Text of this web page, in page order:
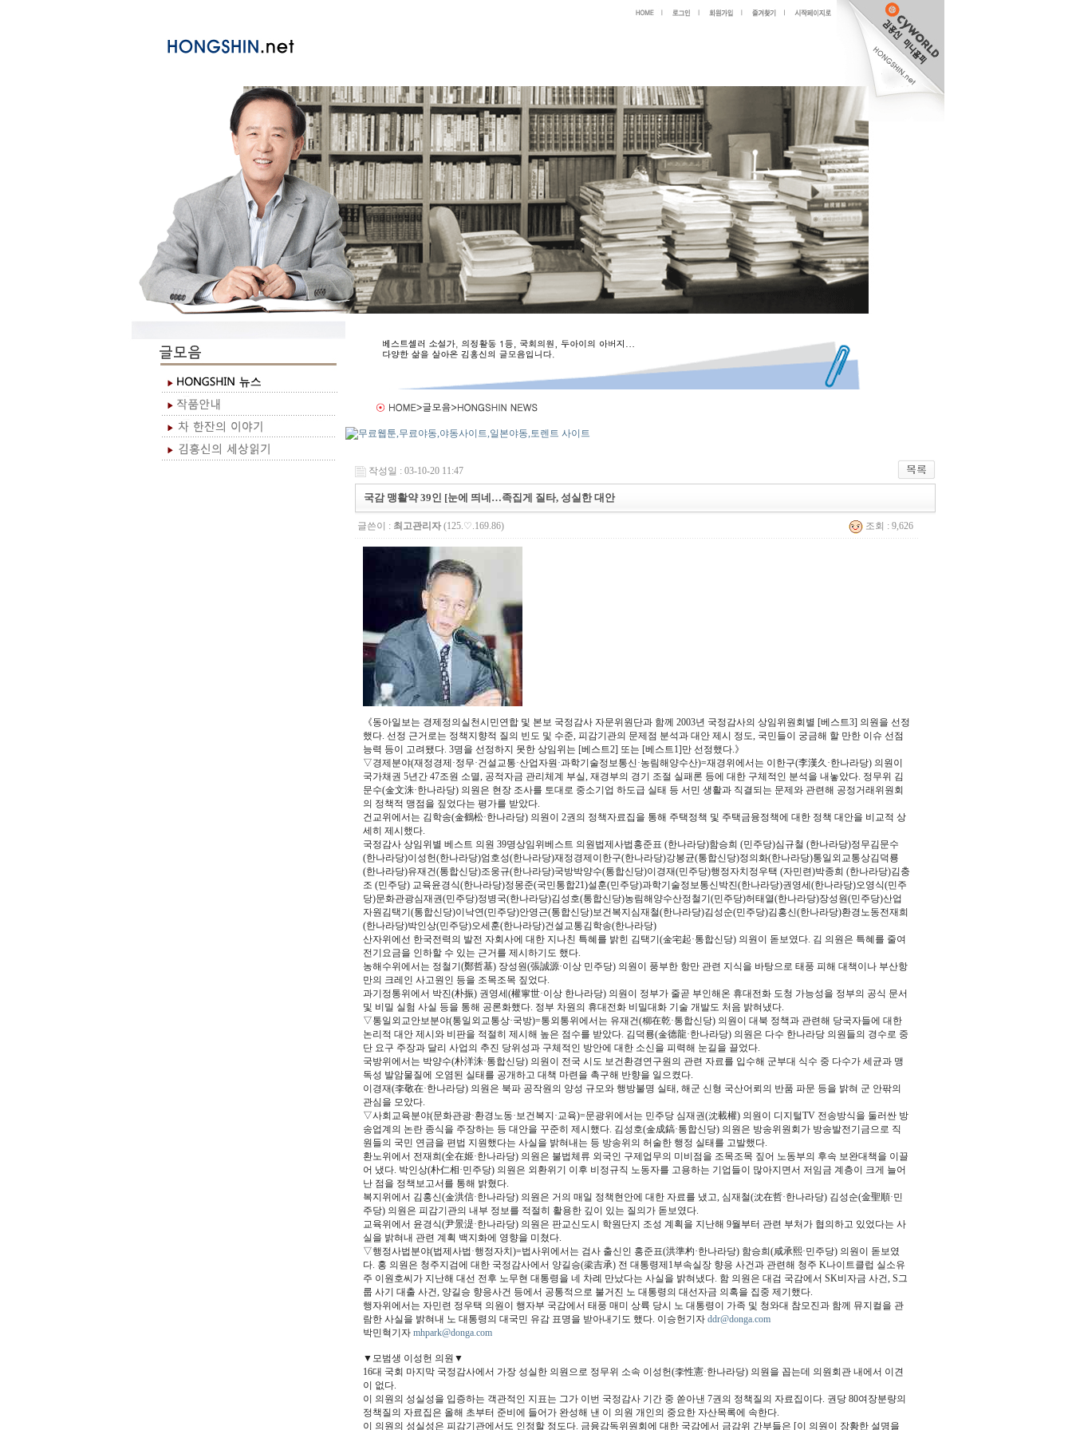
작성일 : 03-10-20 11:47
국감 맹활약 39인 [눈에 띄네…족집게 질타, 성실한 대안
글쓴이 : 최고관리자(125.♡.169.86) 조회 : 9,626
《동아일보는 경제정의실천시민연합 및 본보 국정감사 자문위원단과 함께 2003년 국정감사의 상임위원회별 [베스트3] 의원을 선정
했다. 선정 근거로는 정책지향적 질의 빈도 및 수준, 피감기관의 문제점 분석과 대안 제시 정도, 국민들이 궁금해 할 만한 이슈 선점
능력 등이 고려됐다. 3명을 선정하지 못한 상임위는 [베스트2] 또는 [베스트1]만 선정했다.》
▽경제분야(재정경제·정무·건설교통·산업자원·과학기술정보통신·농림해양수산)=재경위에서는 이한구(李漢久·한나라당) 의원이
국가채권 5년간 47조원 소멸, 공적자금 관리체계 부실, 재경부의 경기 조절 실패론 등에 대한 구체적인 분석을 내놓았다. 정무위 김
문수(金文洙·한나라당) 의원은 현장 조사를 토대로 중소기업 하도급 실태 등 서민 생활과 직결되는 문제와 관련해 공정거래위원회
의 정책적 맹점을 짚었다는 평가를 받았다.
건교위에서는 김학송(金鶴松·한나라당) 의원이 2권의 정책자료집을 통해 주택정책 및 주택금융정책에 대한 정책 대안을 비교적 상
세히 제시했다.
국정감사 상임위별 베스트 의원 39명상임위베스트 의원법제사법홍준표 (한나라당)함승희 (민주당)심규철 (한나라당)정무김문수
(한나라당)이성헌(한나라당)엄호성(한나라당)재정경제이한구(한나라당)강봉균(통합신당)정의화(한나라당)통일외교통상김덕룡
(한나라당)유재건(통합신당)조웅규(한나라당)국방박양수(통합신당)이경재(민주당)행정자치정우택 (자민련)박종희 (한나라당)김충
조 (민주당) 교육윤경식(한나라당)정몽준(국민통합21)설훈(민주당)과학기술정보통신박진(한나라당)권영세(한나라당)오영식(민주
당)문화관광심재권(민주당)정병국(한나라당)김성호(통합신당)농림해양수산정철기(민주당)허태열(한나라당)장성원(민주당)산업
자원김택기(통합신당)이낙연(민주당)안영근(통합신당)보건복지심재철(한나라당)김성순(민주당)김홍신(한나라당)환경노동전재희
(한나라당)박인상(민주당)오세훈(한나라당)건설교통김학송(한나라당)
산자위에선 한국전력의 발전 자회사에 대한 지나친 특혜를 밝힌 김택기(金宅起·통합신당) 의원이 돋보였다. 김 의원은 특혜를 줄여
전기요금을 인하할 수 있는 근거를 제시하기도 했다.
농해수위에서는 정철기(鄭哲基) 장성원(張誠源·이상 민주당) 의원이 풍부한 항만 관련 지식을 바탕으로 태풍 피해 대책이나 부산항
만의 크레인 사고원인 등을 조목조목 짚었다.
과기정통위에서 박진(朴振) 권영세(權寧世·이상 한나라당) 의원이 정부가 줄곧 부인해온 휴대전화 도청 가능성을 정부의 공식 문서
및 비밀 실험 사실 등을 통해 공론화했다. 정부 차원의 휴대전화 비밀대화 기술 개발도 처음 밝혀냈다.
▽통일외교안보분야(통일외교통상·국방)=통외통위에서는 유재건(柳在乾·통합신당) 의원이 대북 정책과 관련해 당국자들에 대한
논리적 대안 제시와 비판을 적절히 제시해 높은 점수를 받았다. 김덕룡(金德龍·한나라당) 의원은 다수 한나라당 의원들의 경수로 중
단 요구 주장과 달리 사업의 추진 당위성과 구체적인 방안에 대한 소신을 피력해 눈길을 끌었다.
국방위에서는 박양수(朴洋洙·통합신당) 의원이 전국 시도 보건환경연구원의 관련 자료를 입수해 군부대 식수 중 다수가 세균과 맹
독성 발암물질에 오염된 실태를 공개하고 대책 마련을 촉구해 반향을 일으켰다.
이경재(李敬在·한나라당) 의원은 북파 공작원의 양성 규모와 행방불명 실태, 해군 신형 국산어뢰의 반품 파문 등을 밝혀 군 안팎의
관심을 모았다.
▽사회교육분야(문화관광·환경노동·보건복지·교육)=문광위에서는 민주당 심재권(沈載權) 의원이 디지털TV 전송방식을 둘러싼 방
송업계의 논란 종식을 주장하는 등 대안을 꾸준히 제시했다. 김성호(金成鎬·통합신당) 의원은 방송위원회가 방송발전기금으로 직
원들의 국민 연금을 편법 지원했다는 사실을 밝혀내는 등 방송위의 허술한 행정 실태를 고발했다.
환노위에서 전재희(全在姬·한나라당) 의원은 불법체류 외국인 구제업무의 미비점을 조목조목 짚어 노동부의 후속 보완대책을 이끌
어 냈다. 박인상(朴仁相·민주당) 의원은 외환위기 이후 비정규직 노동자를 고용하는 기업들이 많아지면서 저임금 계층이 크게 늘어
난 점을 정책보고서를 통해 밝혔다.
복지위에서 김홍신(金洪信·한나라당) 의원은 거의 매일 정책현안에 대한 자료를 냈고, 심재철(沈在哲·한나라당) 김성순(金聖順·민
주당) 의원은 피감기관의 내부 정보를 적절히 활용한 깊이 있는 질의가 돋보였다.
교육위에서 윤경식(尹景湜·한나라당) 의원은 판교신도시 학원단지 조성 계획을 지난해 9월부터 관련 부처가 협의하고 있었다는 사
실을 밝혀내 관련 계획 백지화에 영향을 미쳤다.
▽행정사법분야(법제사법·행정자치)=법사위에서는 검사 출신인 홍준표(洪準杓·한나라당) 함승희(咸承熙·민주당) 의원이 돋보였
다. 홍 의원은 청주지검에 대한 국정감사에서 양길승(梁吉承) 전 대통령제1부속실장 향응 사건과 관련해 청주 K나이트클럽 실소유
주 이원호씨가 지난해 대선 전후 노무현 대통령을 네 차례 만났다는 사실을 밝혀냈다. 함 의원은 대검 국감에서 SK비자금 사건, S그
룹 사기 대출 사건, 양길승 향응사건 등에서 공통적으로 불거진 노 대통령의 대선자금 의혹을 집중 제기했다.
행자위에서는 자민련 정우택 의원이 행자부 국감에서 태풍 매미 상륙 당시 노 대통령이 가족 및 청와대 참모진과 함께 뮤지컬을 관
람한 사실을 밝혀내 노 대통령의 대국민 유감 표명을 받아내기도 했다. 이승헌기자 ddr@donga.com
박민혁기자 mhpark@donga.com
▼모범생 이성헌 의원▼
16대 국회 마지막 국정감사에서 가장 성실한 의원으로 정무위 소속 이성헌(李性憲·한나라당) 의원을 꼽는데 의원회관 내에서 이견
이 없다.
이 의원의 성실성을 입증하는 객관적인 지표는 그가 이번 국정감사 기간 중 쏟아낸 7권의 정책질의 자료집이다. 권당 80여장분량의
정책질의 자료집은 올해 초부터 준비에 들어가 완성해 낸 이 의원 개인의 중요한 자산목록에 속한다.
이 의원의 성실성은 피감기관에서도 인정할 정도다. 금융감독위원회에 대한 국감에서 금감위 간부들은 [이 의원이 장황한 설명을